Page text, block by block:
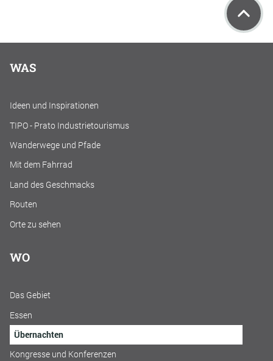
WAS
Ideen und Inspirationen
TIPO - Prato Industrietourismus
Wanderwege und Pfade
Mit dem Fahrrad
Land des Geschmacks
Routen
Orte zu sehen
WO
Das Gebiet
Essen
Übernachten
Kongresse und Konferenzen